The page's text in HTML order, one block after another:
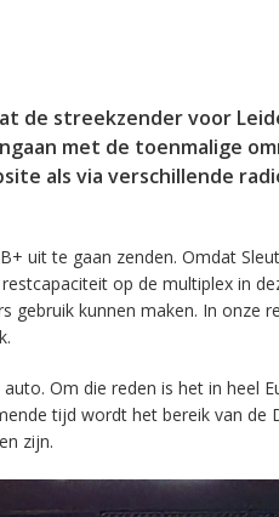
de streekzender voor
met de toenmalige
als via verschillende
uit te gaan zenden. Omdat
op de multiplex in
gebruik kunnen maken. In onze
Om die reden is het in heel
tijd wordt het bereik van de
zijn.